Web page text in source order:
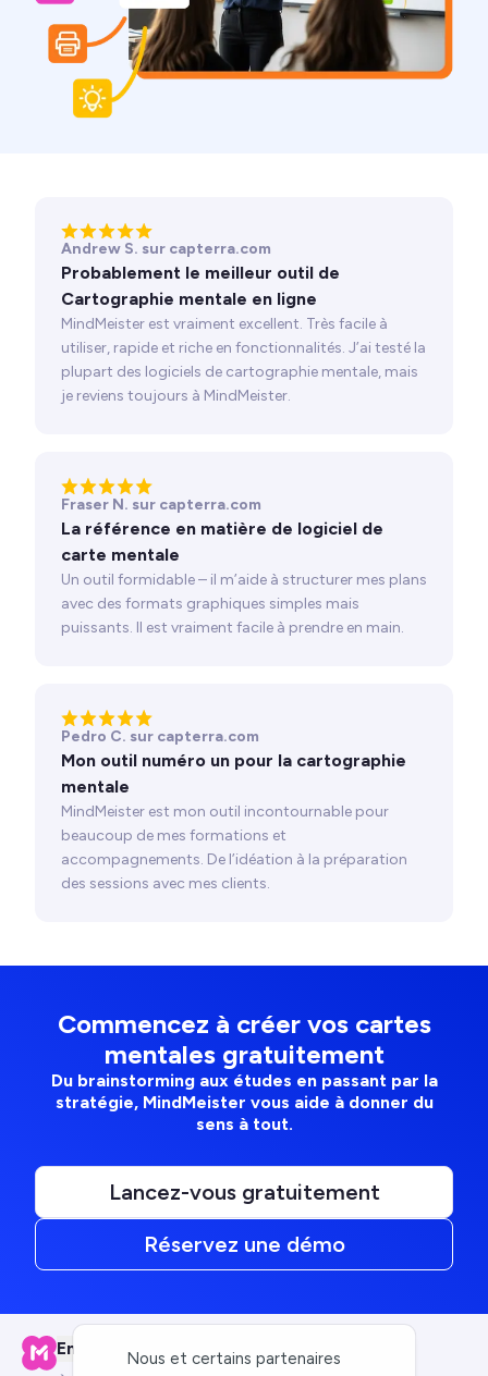
Andrew S. sur capterra.com
Probablement le meilleur outil de
Cartographie mentale en ligne
MindMeister est vraiment excellent. Très facile à
utiliser, rapide et riche en fonctionnalités. J’ai testé la
plupart des logiciels de cartographie mentale, mais
je reviens toujours à MindMeister.
Fraser N. sur capterra.com
La référence en matière de logiciel de
carte mentale
Un outil formidable – il m’aide à structurer mes plans
avec des formats graphiques simples mais
puissants. Il est vraiment facile à prendre en main.
Pedro C. sur capterra.com
Mon outil numéro un pour la cartographie
mentale
MindMeister est mon outil incontournable pour
beaucoup de mes formations et
accompagnements. De l’idéation à la préparation
des sessions avec mes clients.
Commencez à créer vos cartes
mentales gratuitement
Du brainstorming aux études en passant par la
stratégie, MindMeister vous aide à donner du
sens à tout.
Lancez-vous gratuitement
Réservez une démo
EntrepriseNous et certains partenaires